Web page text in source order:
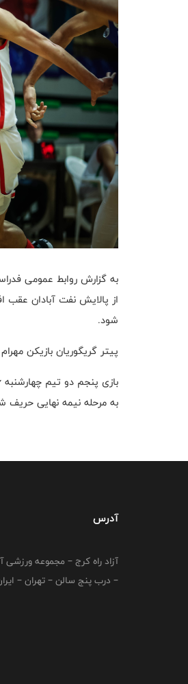
به گزارش روابط عمومی
شود.
پیتر گریگوریان بازیکن مهرام با ۱۴ امتیاز، ۶ ریباند، ۳ پاس گل و تاثیرگذاری ۱۸ موثرترین بازیکن
به مرحله نیمه نهایی
آدرس
آزاد راه کرج – مجموعه ورزشی
– درب پنج سالن – تهران –